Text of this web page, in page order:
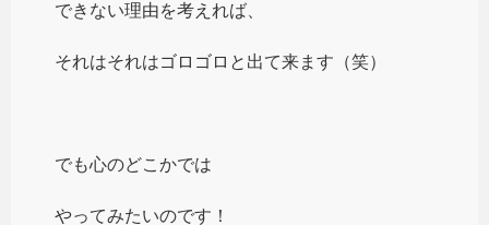
できない理由を考えれば、
それはそれはゴロゴロと出て来ます（笑）
でも心のどこかでは
やってみたいのです！